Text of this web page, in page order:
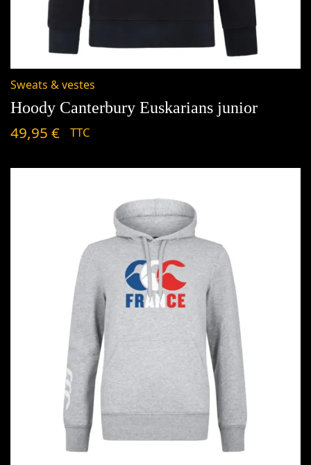
Sweats & vestes
Hoody Canterbury Euskarians junior
49,95 € TTC